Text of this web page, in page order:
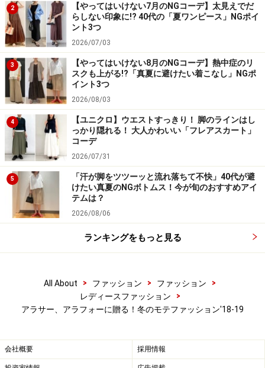
3.カッコいい一辺倒ではなく、女性らしさ
をプラスして
出典：WEAR
カッコいいクールなファッションもいいですが、一般的
に多くの男性は、女性らしいファッションを好む傾向に
あります。例えば、カジュアルなざっくりローゲージニ
ットより、ふんわりしたモヘアニット、エッジの効いた
アニマル柄よりも、上品なフラワープリントなど。そし
て、ラウンドネックより、Vネックで鎖骨見せをした方
が、程よくセクシーに映って男性ウケがアップします。
Vネックニットを選んだり、
腕まくりをして手首を
ことで、女性らしさが程よくプラスされており、
男性は、自分たちが着ない、着られない服を着こなす女
2
【やってはいけない7月のNGコーデ】太見えでだ
らしない印象に!? 40代の「夏ワンピース」NGポイ
ント3つ
2026/07/03
3
【やってはいけない8月のNGコーデ】熱中症のリ
スクも上がる!?「真夏に避けたい着こなし」NGポ
イント3つ
2026/08/03
4
【ユニクロ】ウエストすっきり！ 脚のラインはし
っかり隠れる！ 大人かわいい「フレアスカート」
コーデ
2026/07/31
5
「汗が脚をツツーッと流れ落ちて不快」40代が避
けたい真夏のNGボトムス！今が旬のおすすめアイ
テムは？
2026/08/06
ランキングをもっと見る
All About > ファッション > ファッション
>
レディースファッション
>
アラサー、アラフォーに贈る！冬のモテファッション'18-19
会社概要 採用情報